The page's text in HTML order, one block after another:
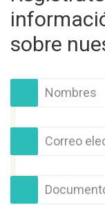
sobre
Nombres
Correo electrónico
Documento de